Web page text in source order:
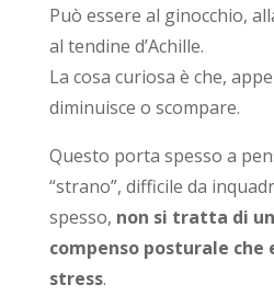
Può essere al ginocchio,
al tendine d’Achille.
La cosa curiosa è che,
diminuisce o scompare.
Questo porta spesso a
“strano”, difficile da
spesso, non si tratta di
compenso posturale
stress.